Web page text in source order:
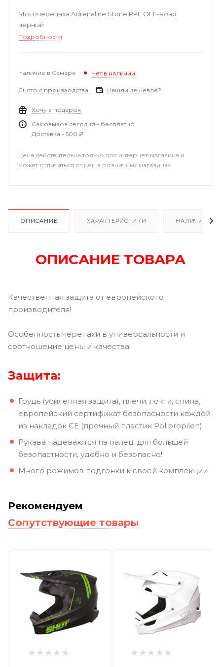
Моточерепаха Adrenaline Stone PPE OFF-Road
черный
Подробности
Наличие в Самаре Нет в наличии
Снято с производства Нашли дешевле?
Хочу в подарок
Самовывоз сегодня - бесплатно
Доставка - 500 ₽
Цена действительна только для интернет-магазина и
может отличаться от цен в розничных магазинах
ОПИСАНИЕ ХАРАКТЕРИСТИКИ НАЛИЧИЕ В
ОПИСАНИЕ ТОВАРА
Качественная защита от европейского
производителя!
Особенность черепахи в универсальности и
соотношение цены и качества.
Защита:
Грудь (усиленная защита), плечи, локти, спина,
европейский сертификат безопасности каждой
из накладок СЕ (прочный пластик Polipropilen)
Рукава надеваются на палец, для большей
безопастности, удобно и безопасно!
Много режимов подгонки к своей комплекции
Рекомендуем
Сопутствующие товары